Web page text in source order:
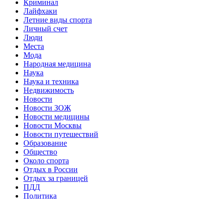
Криминал
Лайфхаки
Летние виды спорта
Личный счет
Люди
Места
Мода
Народная медицина
Наука
Наука и техника
Недвижимость
Новости
Новости ЗОЖ
Новости медицины
Новости Москвы
Новости путешествий
Образование
Общество
Около спорта
Отдых в России
Отдых за границей
ПДД
Политика